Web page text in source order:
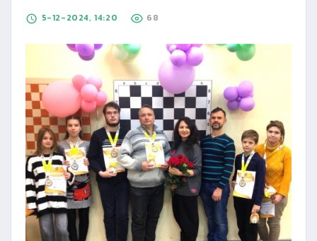
5-12-2024, 14:20 68